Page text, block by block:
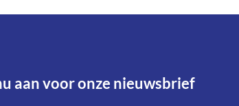
aan voor onze nieuwsbrief​